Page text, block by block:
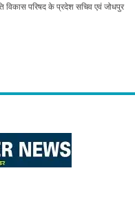
विकास परिषद के प्रदेश सचिव एवं जोधपुर